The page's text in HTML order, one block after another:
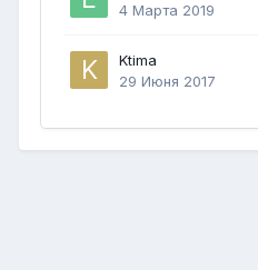
4 Марта 2019
Ktima
29 Июня 2017